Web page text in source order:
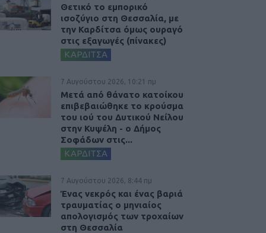
Θετικό το εμπορικό
ισοζύγιο στη Θεσσαλία, με
την Καρδίτσα όμως ουραγό
στις εξαγωγές (πίνακες)
ΚΑΡΔΙΤΣΑ
7 Αυγούστου 2026, 10:21 πμ
Μετά από θάνατο κατοίκου
επιβεβαιώθηκε το κρούσμα
του ιού του Δυτικού Νείλου
στην Κυψέλη - ο Δήμος
Σοφάδων στις...
ΚΑΡΔΙΤΣΑ
7 Αυγούστου 2026, 8:44 πμ
Ένας νεκρός και ένας βαριά
τραυματίας ο μηνιαίος
απολογισμός των τροχαίων
στη Θεσσαλία